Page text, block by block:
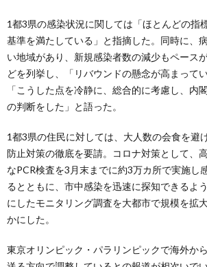
1都3県の感染状況に関しては「ほとんどの指
基準を満たしている」と指摘した。同時に、
い地域があり、新規感染者数の減少もペース
どを列挙し、「リバウンドの懸念が高まって
「こうした点を冷静に、総合的に考慮し、内
の判断をした」と語った。
1都3県の住民に対しては、大人数の会食を避
防止対策の徹底を要請。コロナ対策として、
なPCR検査を3月末までに約3万カ所で実施し
るとともに、市中感染を迅速に探知できるよ
にしたモニタリング調査を大都市で規模を拡
かにした。
東京オリンピック・パラリンピックで海外か